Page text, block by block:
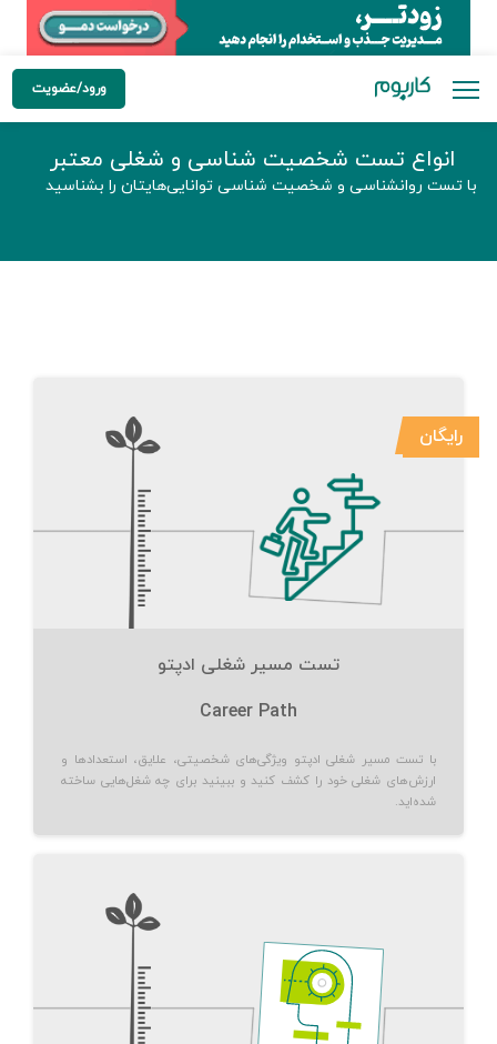
ورود/عضویت
انواع تست شخصیت شناسی و شغلی معتبر
با تست روانشناسی و شخصیت شناسی توانایی‌هایتان را بشناسید
رایگان
تست مسیر شغلی ادپتو
Career Path
با تست مسیر شغلی ادپتو ویژگی‌های شخصیتی، علایق، استعدادها و
ارزش‌های شغلی خود را کشف کنید و ببینید برای چه شغل‌هایی ساخته
شده‌اید.